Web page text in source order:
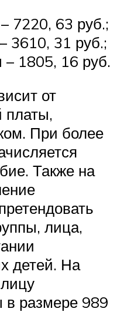
7220, 63 руб.;
3610, 31 руб.;
– 1805, 16 руб.
от
платы,
При более
Также на
лица,
детей. На
в размере 989